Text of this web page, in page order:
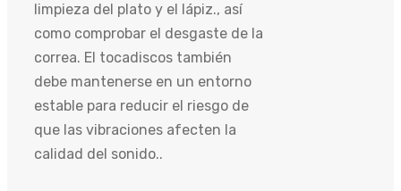
limpieza del plato y el lápiz., así
como comprobar el desgaste de la
correa. El tocadiscos también
debe mantenerse en un entorno
estable para reducir el riesgo de
que las vibraciones afecten la
calidad del sonido..